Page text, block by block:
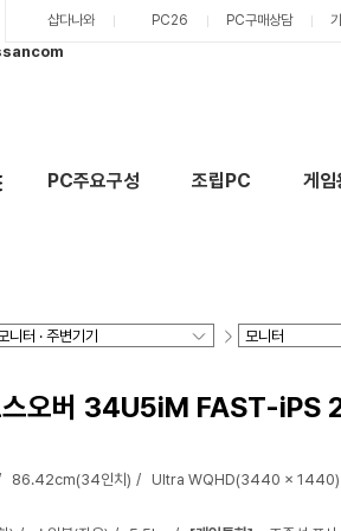
샵다나와 PC26 PC구매상담
PC주요구성 조립PC 게
오버 34U5iM FAST-iPS
86.42cm(34인치) Ultra WQHD(3440 x 1440)